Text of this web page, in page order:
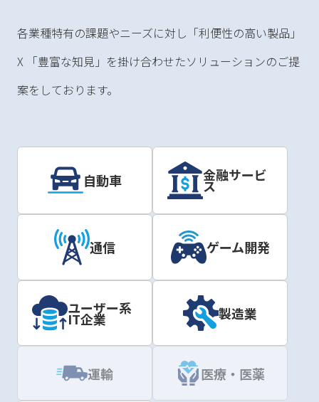
各業種特有の課題やニーズに対し「利便性の高い製品」
X 「豊富な知見」を掛け合わせたソリューションのご提
案をしております。
自動車 金融サービ
ス
通信 ゲーム開発
ユーザー系
IT企業 製造業
運輸 医療・医薬